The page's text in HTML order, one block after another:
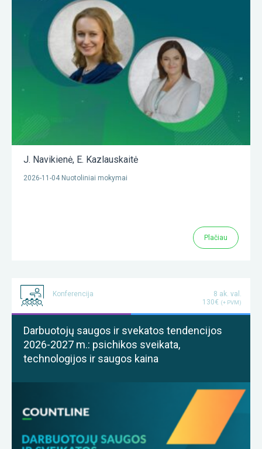
J. Navikienė, E. Kazlauskaitė
2026-11-04 Nuotoliniai mokymai
Plačiau
Konferencija
8 ak. val.
130€ (+ PVM)
Darbuotojų saugos ir svekatos tendencijos
2026-2027 m.: psichikos sveikata,
technologijos ir saugos kaina